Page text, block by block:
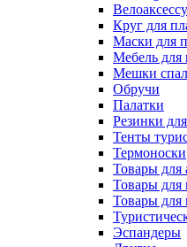
Круг для
Маски для
Мебель для
Мешки
Обручи
Палатки
Резинки
Тенты
Термоноски
Товары для
Товары для
Товары для
Эспандеры